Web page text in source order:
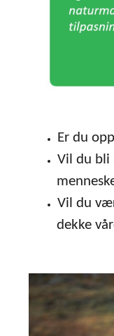
Er du
Vil du bli
Vil du
dekke